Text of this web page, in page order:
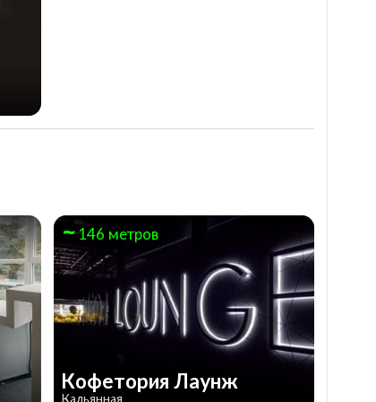
146 метров
Кофетория Лаунж
Кальянная